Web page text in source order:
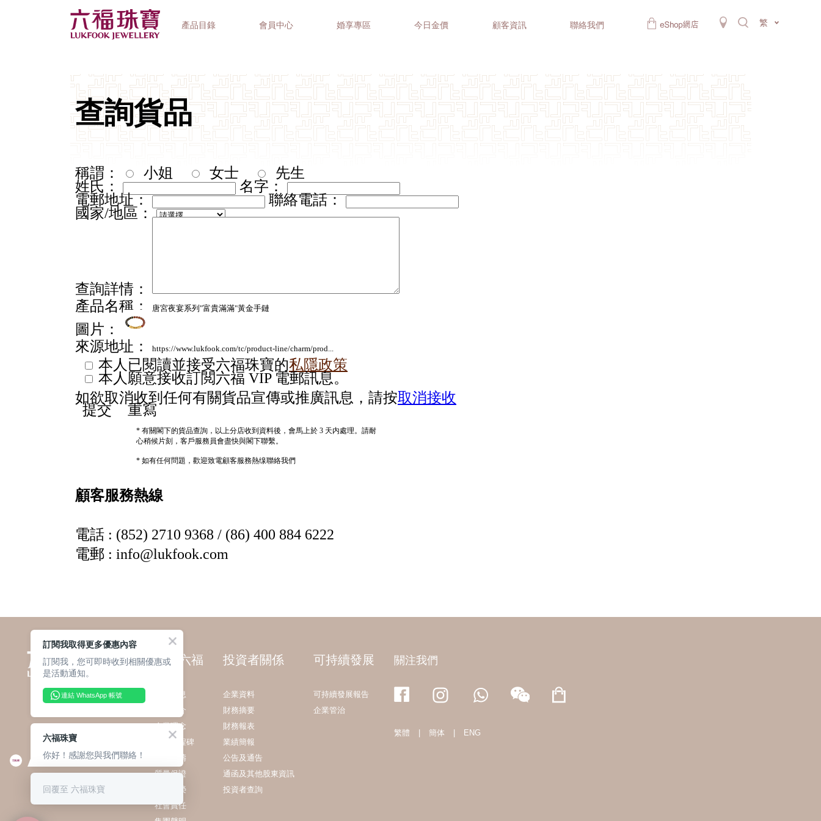
產品目錄 會員中心 婚享專區 今日金價 顧客資訊 聯絡我們 繁
鐘錶品牌 精選禮品
關於六福
最新消息
集團簡介
企業理念
發展里程碑
業務範疇
質量保證
獎項殊榮
社會責任
投資者關係
企業資料
財務摘要
財務報表
業績簡報
公告及通告
通函及其他股東資訊
投資者查詢
可持續發展
可持續發展報告
企業管治
關注我們
繁體 簡体 ENG
訂閱我取得更多優惠內容
訂閱我，您可即時收到相關優惠或
是活動通知。
連結 WhatsApp 帳號
六福珠寶
你好！感謝您與我們聯絡！
回覆至 六福珠寶